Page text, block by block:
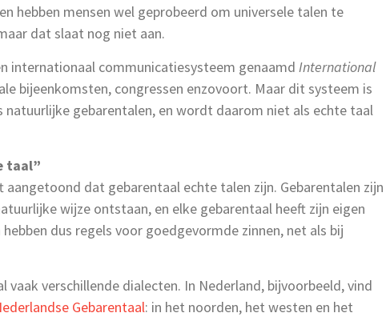
hebben mensen wel geprobeerd om universele talen te
dat slaat nog niet aan.
internationaal communicatiesysteem genaamd International
bijeenkomsten, congressen enzovoort. Maar dit systeem is
gebarentalen, en wordt daarom niet als echte taal
taal”
aangetoond dat gebarentaal echte talen zijn. Gebarentalen zijn
wijze ontstaan, en elke gebarentaal heeft zijn eigen
dus regels voor goedgevormde zinnen, net als bij
vaak verschillende dialecten. In Nederland, bijvoorbeeld, vind
Gebarentaal: in het noorden, het westen en het